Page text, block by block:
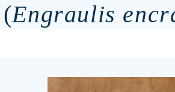
(Engraulis